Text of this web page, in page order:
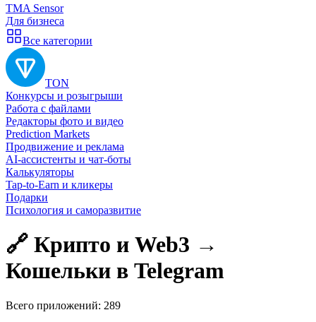
TMA Sensor
Для бизнеса
Все категории
TON
Конкурсы и розыгрыши
Работа с файлами
Редакторы фото и видео
Prediction Markets
Продвижение и реклама
AI-ассистенты и чат-боты
Калькуляторы
Tap-to-Earn и кликеры
Подарки
Психология и саморазвитие
🔗 Крипто и Web3 →
Кошельки в Telegram
Всего приложений: 289